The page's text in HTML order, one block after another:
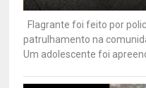
Flagrante foi feito por
patrulhamento na
Um adolescente foi